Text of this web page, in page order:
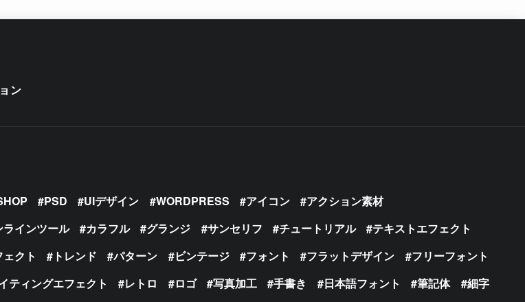
ン
PSD UIデザイン WORDPRESS アイコン
アクション素材
ラインツール カラフル グランジ サンセリフ チュートリアル
テキストエフェクト
クト トレンド パターン ビンテージ フォント フラットデザイン
フリーフォント
ティングエフェクト レトロ ロゴ 写真加工 手書き 日本語フォント 筆記体 細字